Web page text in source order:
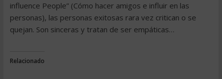
influence People” (Cómo hacer amigos e influir en las
personas), las personas exitosas rara vez critican o se
quejan. Son sinceras y tratan de ser empáticas…
Relacionado